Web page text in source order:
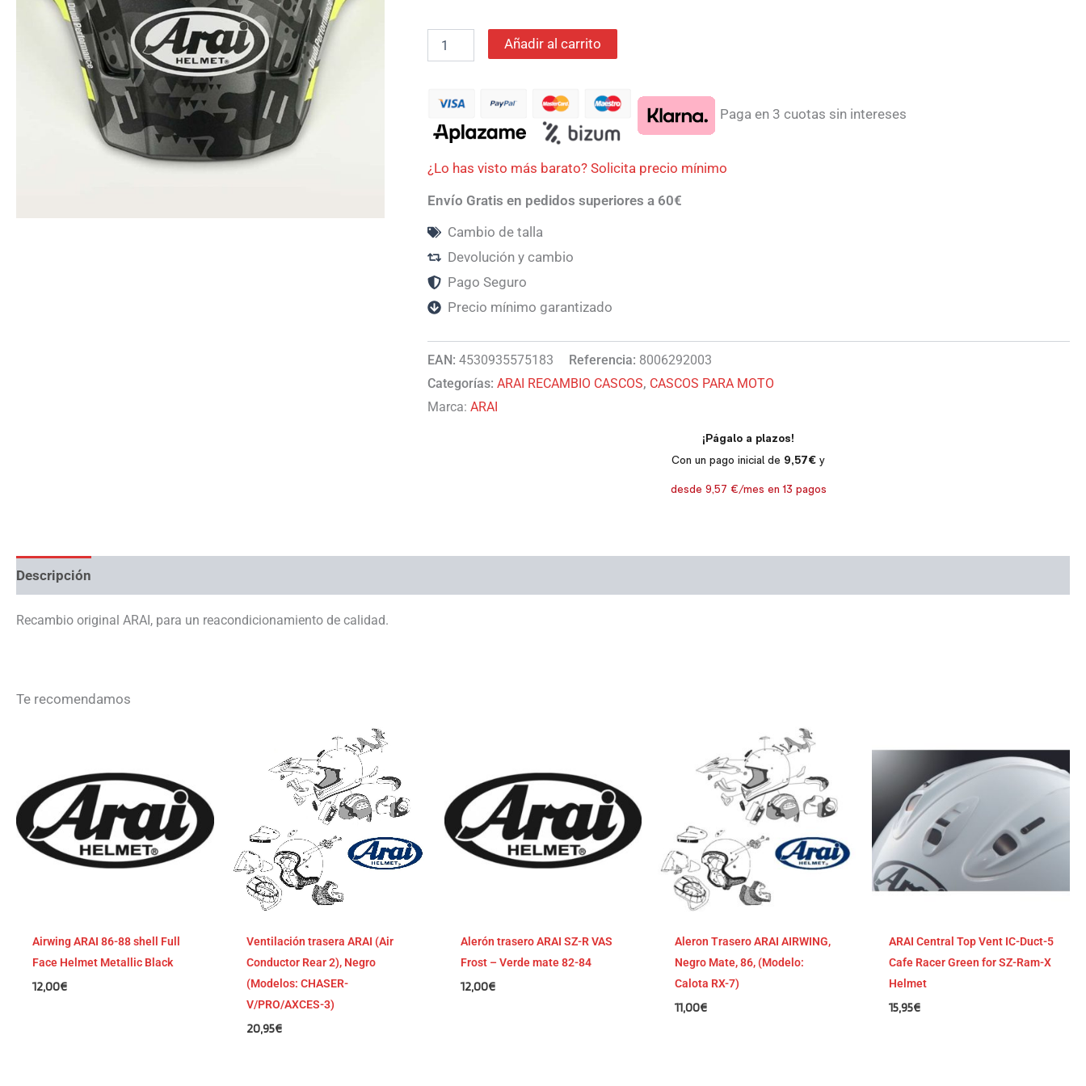
Añadir al carrito
Paga en 3 cuotas sin intereses
¿Lo has visto más barato? Solicita precio mínimo
Envío Gratis en pedidos superiores a 60€
Cambio de talla
Devolución y cambio
Pago Seguro
Precio mínimo garantizado
EAN: 4530935575183 Referencia: 8006292003
Categorías: ARAI RECAMBIO CASCOS, CASCOS PARA MOTO
Marca: ARAI
Descripción
Recambio original ARAI, para un reacondicionamiento de calidad.
Te recomendamos
Airwing ARAI 86-88 shell Full
Face Helmet Metallic Black
12,00€
Ventilación trasera ARAI (Air
Conductor Rear 2), Negro
(Modelos: CHASER-
V/PRO/AXCES-3)
20,95€
Alerón trasero ARAI SZ-R VAS
Frost – Verde mate 82-84
12,00€
Aleron Trasero ARAI AIRWING,
Negro Mate, 86, (Modelo:
Calota RX-7)
11,00€
ARAI Central Top Vent IC-Duct-5
Cafe Racer Green for SZ-Ram-X
Helmet
15,95€